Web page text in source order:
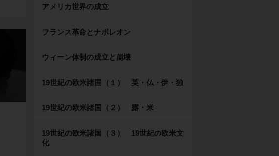
アメリカ世界の成立
フランス革命とナポレオン
ウィーン体制の成立と崩壊
19世紀の欧米諸国（１） 英・仏・伊・独
19世紀の欧米諸国（２） 露・米
19世紀の欧米諸国（３） 19世紀の欧米文
化